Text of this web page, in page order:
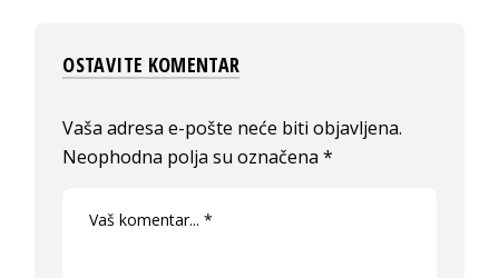
OSTAVITE KOMENTAR
Vaša adresa e-pošte neće biti objavljena.
Neophodna polja su označena*